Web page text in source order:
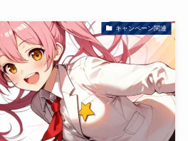
キャンペーン関連